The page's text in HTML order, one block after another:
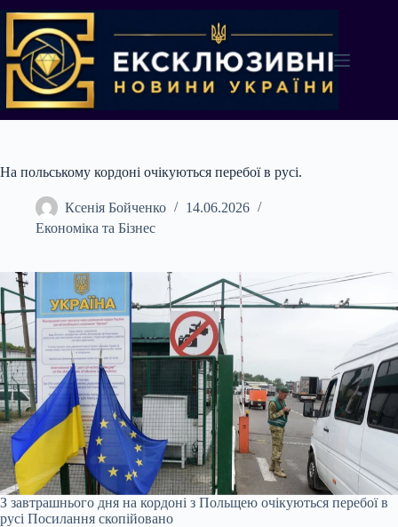
до
вмісту
На польському кордоні очікуються перебої в русі.
Ксенія Бойченко
14.06.2026
Економіка та Бізнес
З завтрашнього дня на кордоні з Польщею очікуються перебої в
русі Посилання скопійовано